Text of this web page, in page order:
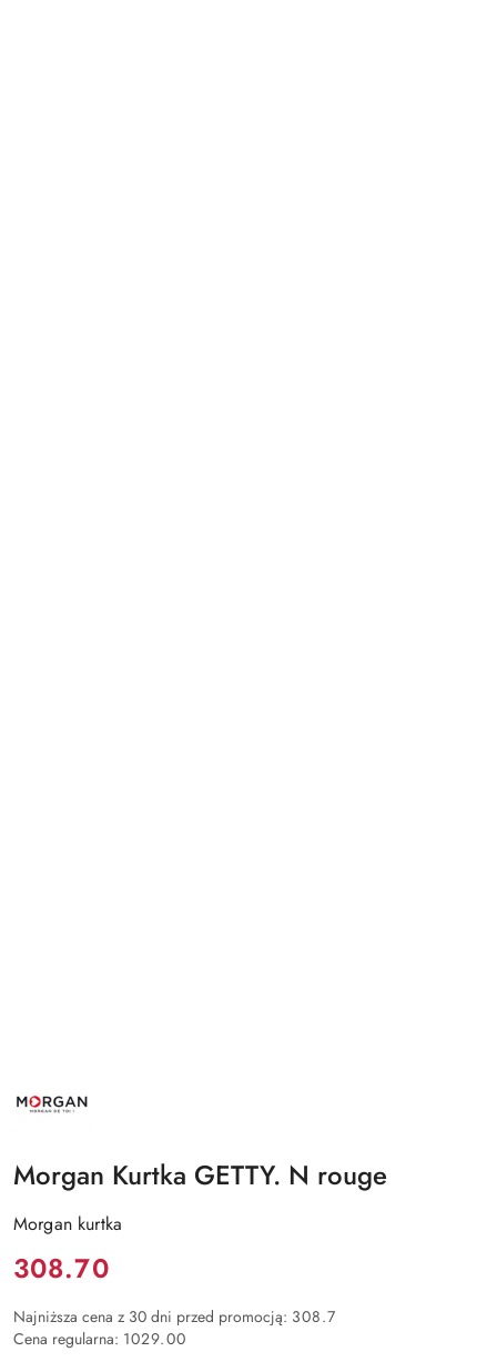
PRODUCENTA:
MORGAN
Morgan Kurtka GETTY. N rouge
Morgan kurtka
Cena:
308.70
Najniższa cena z 30 dni przed promocją: 308.7
Cena regularna: 1029.00